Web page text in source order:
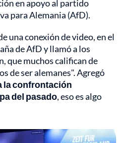
en apoyo al partido
para Alemania (AfD).
una conexión de video, en el
de AfD y llamó a los
que muchos califican de
de ser alemanes". Agregó
la confrontación
del pasado, eso es algo